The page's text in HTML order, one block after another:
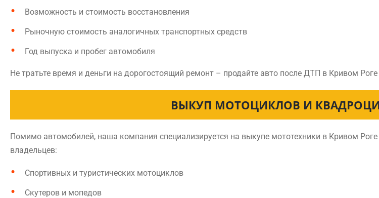
Возможность и стоимость восстановления
Рыночную стоимость аналогичных транспортных средств
Год выпуска и пробег автомобиля
Не тратьте время и деньги на дорогостоящий ремонт – продайте авто после ДТП в Кривом
ВЫКУП МОТОЦИКЛОВ И
Помимо автомобилей, наша компания специализируется на выкупе мототехники в Кривом
владельцев:
Спортивных и туристических мотоциклов
Скутеров и мопедов